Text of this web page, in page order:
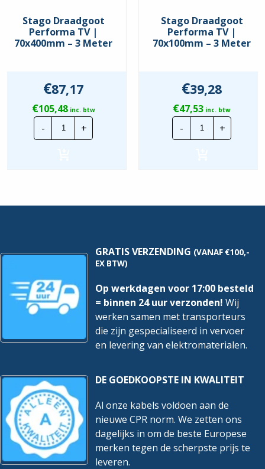
Veilige werkbelasting
volgens IEC 61537
Stago Draadgoot
Performa TV |
70x400mm – 3 Meter
€87,17
€105,48inc. btw
-
Stago
Draadgoot
Performa
hoeveelheid
+
Stago Draadgoot
Performa TV |
70x100mm – 3 Meter
€39,28
€47,53 inc. btw
-
Stago
Draadgoot
Performa
hoeveelheid
+
GRATIS VERZENDING (VANAF €100,-
EX BTW)
Op werkdagen voor 17:00 besteld
= binnen 24 uur verzonden! Wij
werken samen met transporteurs
die zijn gespecialiseerd in vervoer
en levering van elektromaterialen.
DE GOEDKOOPSTE IN KWALITEIT
Al onze kabels voldoen aan de
nieuwe CPR norm. We zetten ons
dagelijks in om de beste Europese
merken tegen de scherpste prijs te
leveren.